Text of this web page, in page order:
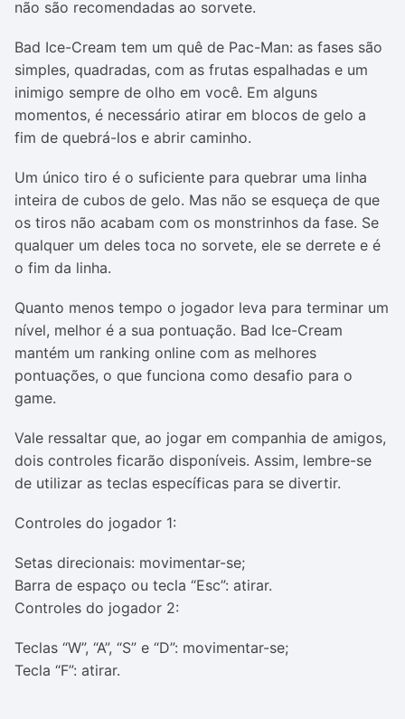
não são recomendadas ao sorvete.
Bad Ice-Cream tem um quê de Pac-Man: as fases são
simples, quadradas, com as frutas espalhadas e um
inimigo sempre de olho em você. Em alguns
momentos, é necessário atirar em blocos de gelo a
fim de quebrá-los e abrir caminho.
Um único tiro é o suficiente para quebrar uma linha
inteira de cubos de gelo. Mas não se esqueça de que
os tiros não acabam com os monstrinhos da fase. Se
qualquer um deles toca no sorvete, ele se derrete e é
o fim da linha.
Quanto menos tempo o jogador leva para terminar um
nível, melhor é a sua pontuação. Bad Ice-Cream
mantém um ranking online com as melhores
pontuações, o que funciona como desafio para o
game.
Vale ressaltar que, ao jogar em companhia de amigos,
dois controles ficarão disponíveis. Assim, lembre-se
de utilizar as teclas específicas para se divertir.
Controles do jogador 1:
Setas direcionais: movimentar-se;
Barra de espaço ou tecla “Esc”: atirar.
Controles do jogador 2:
Teclas “W”, “A”, “S” e “D”: movimentar-se;
Tecla “F”: atirar.